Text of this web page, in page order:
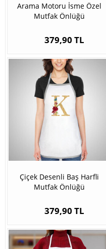
Arama Motoru İsme Özel
Mutfak Önlüğü
379,90 TL
Çiçek Desenli Baş Harfli
Mutfak Önlüğü
379,90 TL